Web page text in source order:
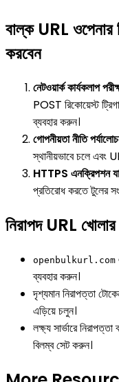
বাল্ক URL ওপেনার
করবেন
নেটওয়ার্ক কার্যকলাপ
POST রিকোয়েস্ট
ব্যবহার করুন।
গোপনীয়তা নীতি
স্থানীয়ভাবে চলে এবং
HTTPS এনক্রিপশন
প্রতিরোধ করতে টুলের
নিরাপদ URL
openbulkurl.com
ব্যবহার করুন।
দৃশ্যমান নিরাপত্তা
এড়িয়ে চলুন।
লক্ষ্য সার্ভারে
বিলম্ব সেট করুন।